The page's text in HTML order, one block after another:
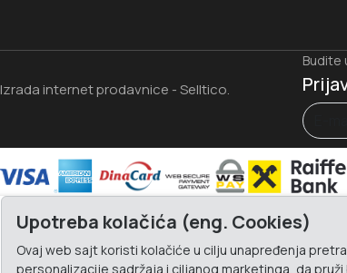
Izrada internet prodavnice - Selltico.
Budite
Upotreba kolačića (eng. Cookies)
Ovaj web sajt koristi kolačiće u cilju unapređenja
personalizacije sadržaja i ciljanog marketinga, da